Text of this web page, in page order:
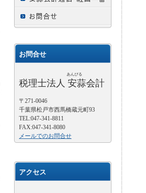
お問合せ
あんびる
税理士法人 安蒜会計
〒271-0046
千葉県松戸市西馬橋蔵元町93
TEL:047-341-8811
FAX:047-341-8080
メールでのお問合せ
アクセス